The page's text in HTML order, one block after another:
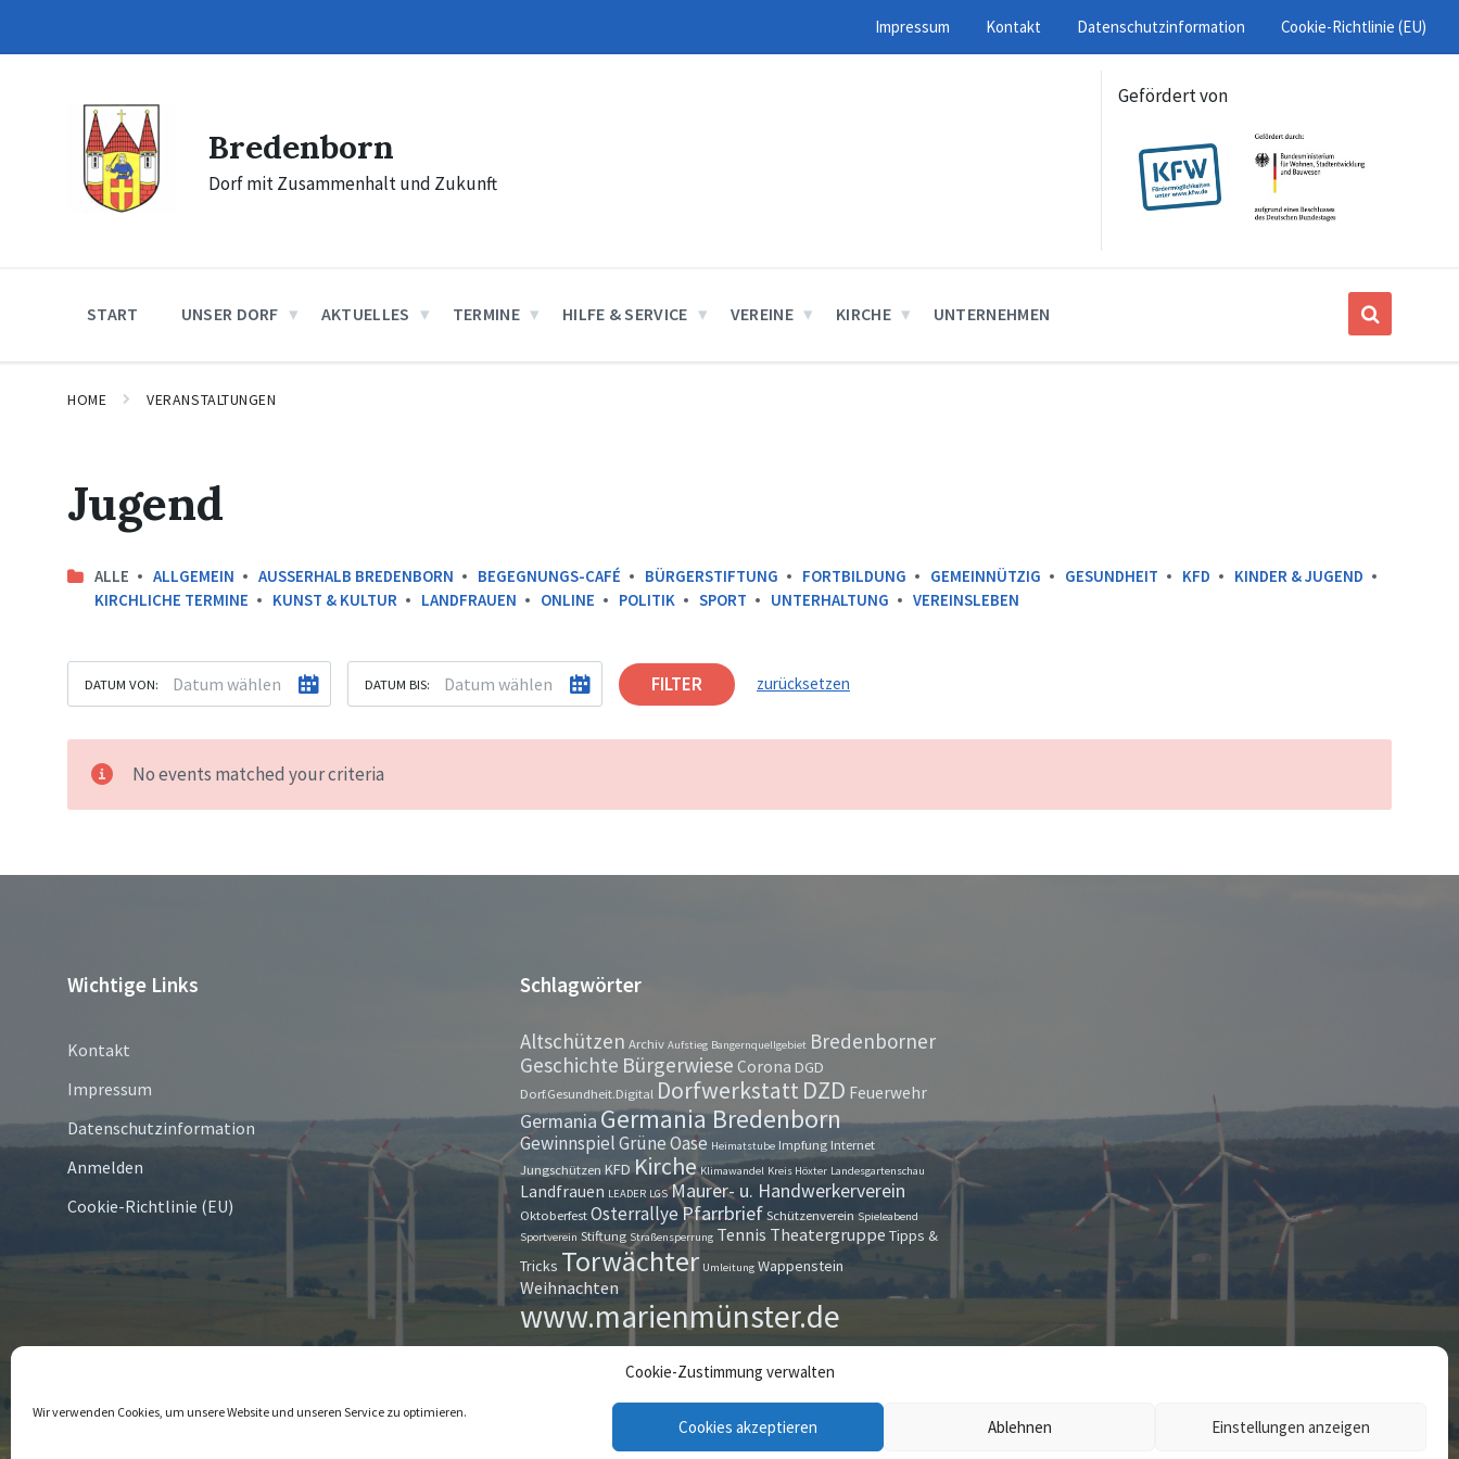
Cookie-Zustimmung verwalten
Wir verwenden Cookies, um unsere Website und unseren Service zu optimieren.
Cookies akzeptieren Ablehnen Einstellungen anzeigen
content
main
footer
Impressum Kontakt Datenschutzinformation Cookie-Richtlinie (EU)
Bredenborn
Dorf mit Zusammenhalt und Zukunft
Gefördert von
START UNSER DORF AKTUELLES TERMINE HILFE & SERVICE VEREINE KIRCHE UNTERNEHMEN
HOME VERANSTALTUNGEN
Jugend
ALLE ALLGEMEIN AUSSERHALB BREDENBORN BEGEGNUNGS-CAFÉ BÜRGERSTIFTUNG FORTBILDUNG GEMEINNÜTZIG GESUNDHEIT KFD
KINDER & JUGEND
KIRCHLICHE TERMINE
KUNST & KULTUR LANDFRAUEN ONLINE POLITIK SPORT UNTERHALTUNG VEREINSLEBEN
DATUM VON: DATUM BIS: FILTER zurücksetzen
No events matched your criteria
Wichtige Links
Kontakt
Impressum
Datenschutzinformation
Anmelden
Cookie-Richtlinie (EU)
Schlagwörter
Altschützen Archiv Aufstieg Bangernquellgebiet Bredenborner
Geschichte Bürgerwiese Corona DGD
Dorf.Gesundheit.Digital Dorfwerkstatt DZD Feuerwehr
GermaniaGermania Bredenborn
GewinnspielGrüne Oase Heimatstube Impfung Internet
Jungschützen KFD Kirche Klimawandel Kreis Höxter Landesgartenschau
Landfrauen LEADER LGS Maurer- u. Handwerkerverein
Oktoberfest OsterrallyePfarrbrief Schützenverein Spieleabend
Sportverein Stiftung Straßensperrung Tennis Theatergruppe Tipps &
Tricks Torwächter Umleitung Wappenstein
Weihnachten
www.marienmünster.de